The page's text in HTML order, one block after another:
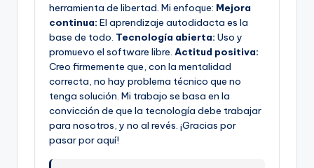
herramienta de libertad. Mi enfoque: Mejora
continua: El aprendizaje autodidacta es la
base de todo. Tecnología abierta: Uso y
promuevo el software libre. Actitud positiva:
Creo firmemente que, con la mentalidad
correcta, no hay problema técnico que no
tenga solución. Mi trabajo se basa en la
convicción de que la tecnología debe trabajar
para nosotros, y no al revés. ¡Gracias por
pasar por aquí!